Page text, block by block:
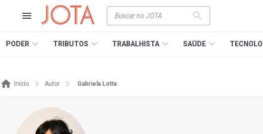
PODER TRIBUTOS TRABALHISTA SAÚDE
Início Autor Gabriela Lotta